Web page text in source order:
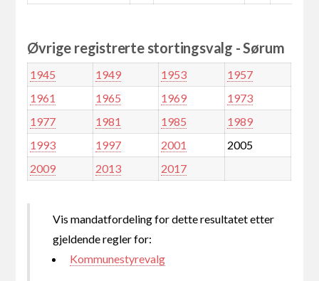
Øvrige registrerte stortingsvalg - Sørum
1945 1949 1953
1957
1961
1965 1969
1973
1977
1981 1985
1989
1993
1997 2001
2005
2009
2013 2017
Vis mandatfordeling for dette resultatet etter
gjeldende regler for:
Kommunestyrevalg